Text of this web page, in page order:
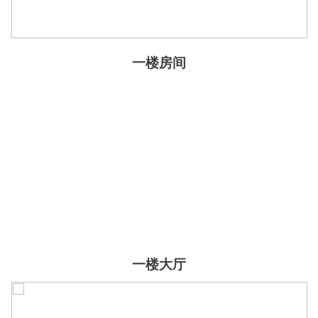
一楼房间
一楼大厅